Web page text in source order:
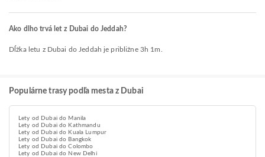
Ako dlho trvá let z Dubai do Jeddah?
Dĺžka letu z Dubai do Jeddah je približne 3h 1m.
Populárne trasy podľa mesta z Dubai
Lety od Dubai do Manila
Lety od Dubai do Kathmandu
Lety od Dubai do Kuala Lumpur
Lety od Dubai do Bangkok
Lety od Dubai do Colombo
Lety od Dubai do New Delhi